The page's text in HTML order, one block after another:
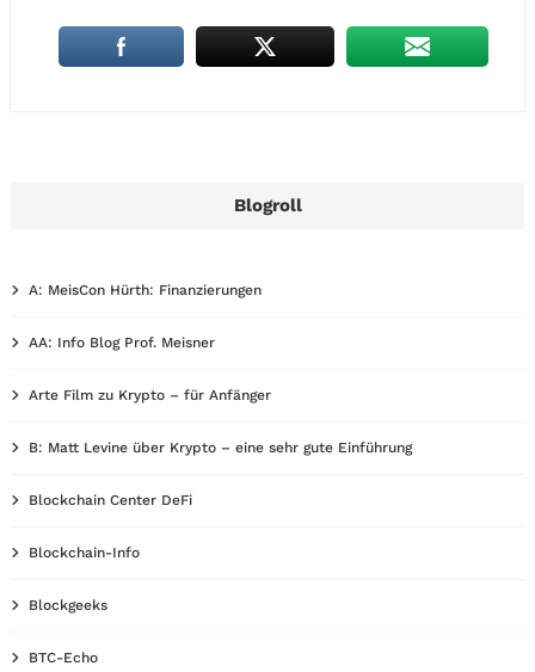
Blogroll
A: MeisCon Hürth: Finanzierungen
AA: Info Blog Prof. Meisner
Arte Film zu Krypto – für Anfänger
B: Matt Levine über Krypto – eine sehr gute Einführung
Blockchain Center DeFi
Blockchain-Info
Blockgeeks
BTC-Echo